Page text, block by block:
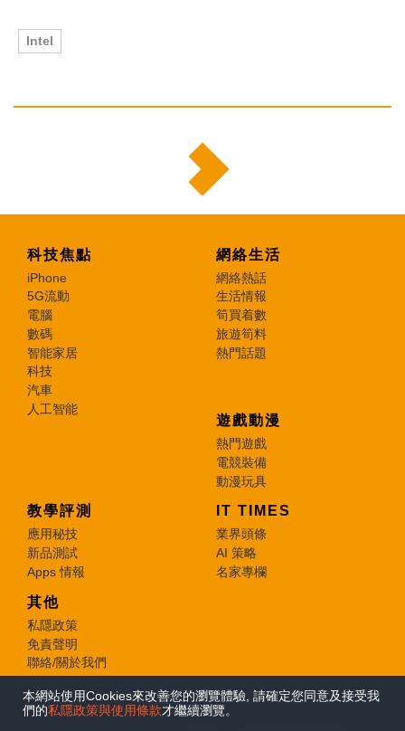
Intel
科技焦點
iPhone
5G流動
電腦
數碼
智能家居
科技
汽車
人工智能
網絡生活
網絡熱話
生活情報
筍買着數
旅遊筍料
熱門話題
遊戲動漫
熱門遊戲
電競裝備
動漫玩具
教學評測
應用秘技
新品測試
Apps 情報
IT TIMES
業界頭條
AI 策略
名家專欄
其他
私隱政策
免責聲明
聯絡/關於我們
© 2026 e-zone. All Rights Reserved.
本網站使用Cookies來改善您的瀏覽體驗, 請確定您同意及接受我
們的私隱政策與使用條款才繼續瀏覽。